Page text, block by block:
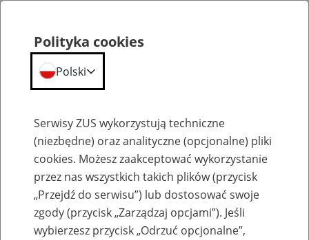
Komunikaty
Polityka cookies
Polski
Serwisy ZUS wykorzystują techniczne
(niezbędne) oraz analityczne (opcjonalne) pliki
cookies. Możesz zaakceptować wykorzystanie
przez nas wszystkich takich plików (przycisk
„Przejdź do serwisu”) lub dostosować swoje
zgody (przycisk „Zarządzaj opcjami”). Jeśli
wybierzesz przycisk „Odrzuć opcjonalne”,